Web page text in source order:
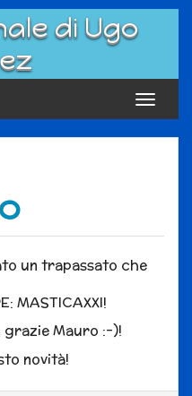
di Ugo
Toggle
un trapassato che
MASTICAXXI!
grazie Mauro :-)!
novità!